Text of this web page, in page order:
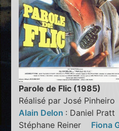
Parole de Flic (1985)
Réalisé par José Pinheiro
Alain Delon : Daniel
Stéphane Reiner Fiona